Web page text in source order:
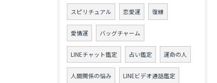
スピリチュアル 恋愛運 復縁
愛情運 バッグチャーム
LINEチャット鑑定 占い鑑定 運命の人
人間関係の悩み LINEビデオ通話鑑定